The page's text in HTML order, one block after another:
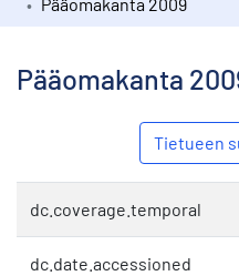
Pääomakanta 2009
Pääomakanta
Tietueen
dc.coverage.temporal
dc.date.accessioned